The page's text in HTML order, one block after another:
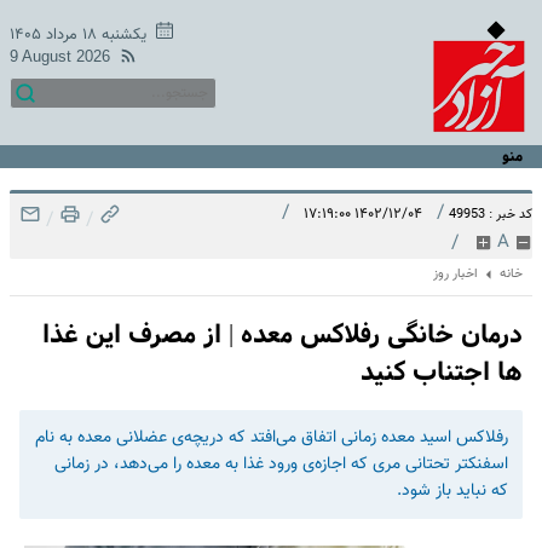
یکشنبه ۱۸ مرداد ۱۴۰۵
9 August 2026
منو
کد خبر : 49953 / ۱۴۰۲/۱۲/۰۴ ۱۷:۱۹:۰۰ /
A
/
/
/
خانه اخبار روز
درمان خانگی رفلاکس معده | از مصرف این غذا
ها اجتناب کنید
رفلاکس اسید معده زمانی اتفاق می‌افتد که دریچه‌ی عضلانی معده به نام
اسفنکتر تحتانی مری که اجازه‌ی ورود غذا به معده را می‌دهد، در زمانی
که نباید باز شود.